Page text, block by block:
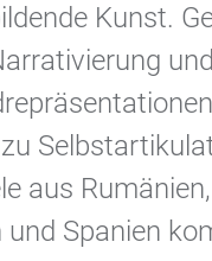
Kunst.
aus
und Spanien